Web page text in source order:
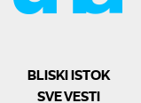
BLISKI ISTOK
SVE VESTI